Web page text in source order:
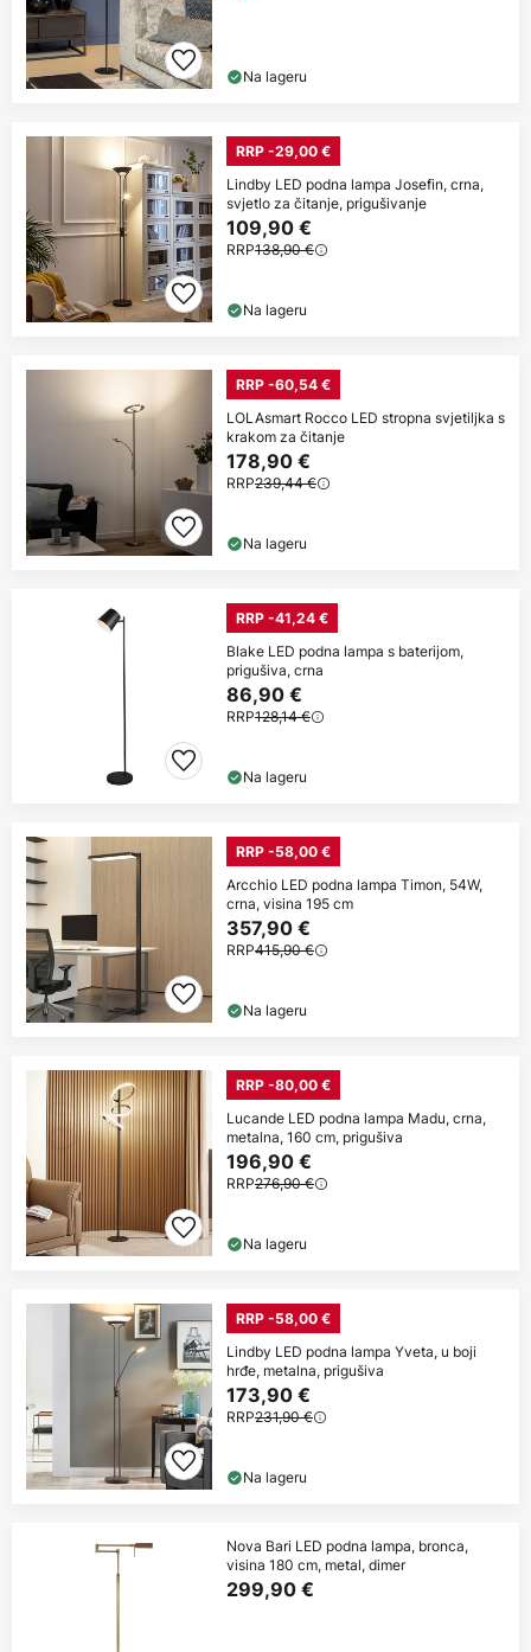
Na lageru
RRP -29,00 €
Lindby LED podna lampa Josefin, crna,
svjetlo za čitanje, prigušivanje
109,90 €
RRP138,90 €
Na lageru
RRP -60,54 €
LOLAsmart Rocco LED stropna svjetiljka s
krakom za čitanje
178,90 €
RRP239,44 €
Na lageru
RRP -41,24 €
Blake LED podna lampa s baterijom,
prigušiva, crna
86,90 €
RRP128,14 €
Na lageru
RRP -58,00 €
Arcchio LED podna lampa Timon, 54W,
crna, visina 195 cm
357,90 €
RRP415,90 €
Na lageru
RRP -80,00 €
Lucande LED podna lampa Madu, crna,
metalna, 160 cm, prigušiva
196,90 €
RRP276,90 €
Na lageru
RRP -58,00 €
Lindby LED podna lampa Yveta, u boji
hrđe, metalna, prigušiva
173,90 €
RRP231,90 €
Na lageru
Nova Bari LED podna lampa, bronca,
visina 180 cm, metal, dimer
299,90 €